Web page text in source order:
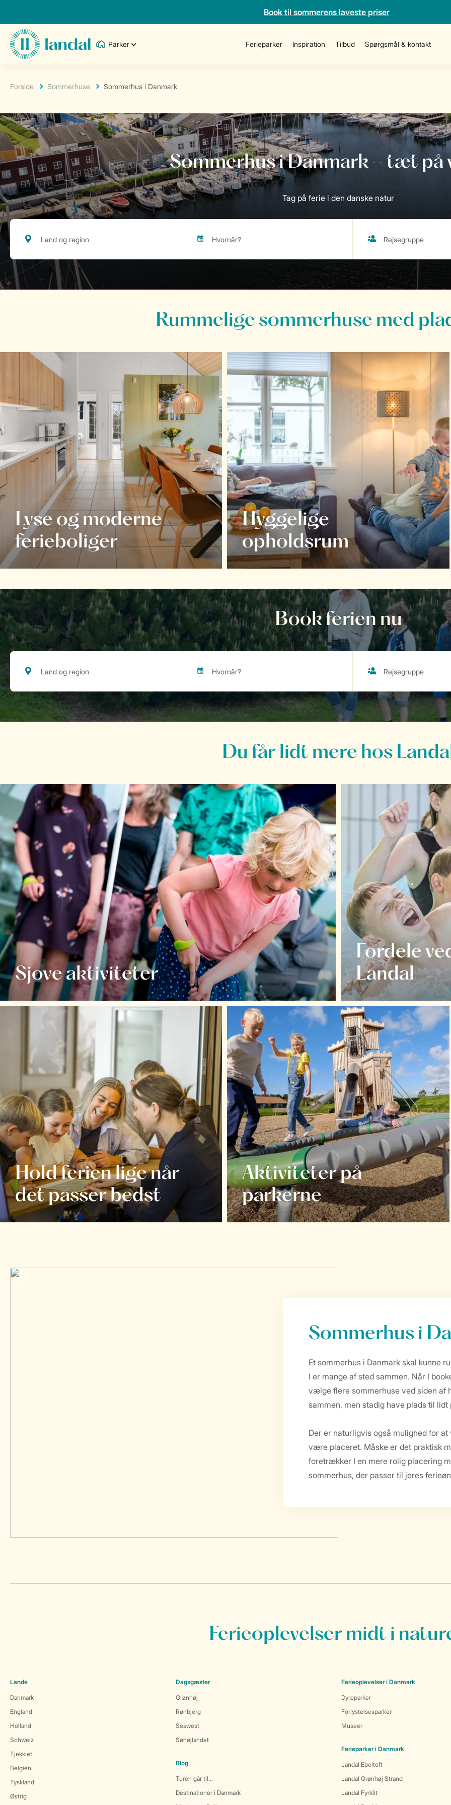
Book til sommerens laveste priser
Parker Ferieparker Inspiration Tilbud Spørgsmål & kontakt
Forside Sommerhuse Sommerhus i Danmark
Rummelige sommerhuse med
Lyse og moderne
ferieboliger
Hyggelige
opholdsrum
Book ferien nu
Du får lidt mere hos
Sjove aktiviteter
Fordele
Landal
Hold ferien lige når
det passer bedst
Aktiviteter på
parkerne
Sommerhus i
Et sommerhus i Danmark skal kunne
I er mange af sted sammen. Når I
vælge flere sommerhuse ved siden af
sammen, men stadig have plads til
Der er naturligvis også mulighed for
være placeret. Måske er det praktisk
foretrækker I en mere rolig placering
sommerhus, der passer til jeres
Ferieoplevelser midt i
Lande
Danmark
England
Holland
Schweiz
Tjekkiet
Belgien
Tyskland
Østrig
Dagsgæster
Grønhøj
Rønbjerg
Seawest
Søhøjlandet
Blog
Turen går til...
Destinationer i Danmark
Ferieoplevelser i Danmark
Dyreparker
Forlystelsesparker
Museer
Ferieparker i Danmark
Landal Ebeltoft
Landal Grønhøj Strand
Landal Fyrklit